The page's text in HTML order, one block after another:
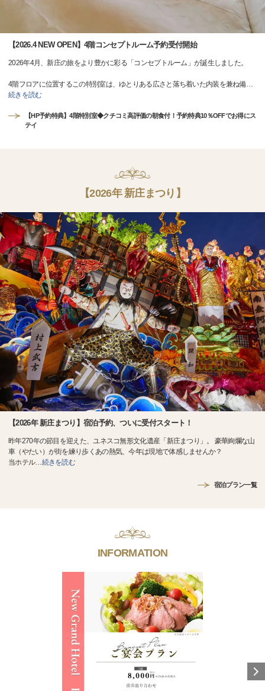
【2026.4 NEW OPEN】4階コンセプトルーム予約受付開始
2026年4月、新庄の旅をより豊かに彩る「コンセプトルーム」が誕生しました。
4階フロアに位置するこの特別室は、ゆとりある広さと落ち着いた内装を兼ね備…
続きを読む
【HP予約特典】4階特別室◆クチコミ高評価の朝食付！予約特典10％OFFでお得にス
テイ
【2026年 新庄まつり】
【2026年 新庄まつり】宿泊予約、ついに受付スタート！
昨年270年の節目を迎えた、ユネスコ無形文化遺産「新庄まつり」。 豪華絢爛な山
車（やたい）が街を練り歩くあの熱気、今年は現地で体感しませんか？
当ホテル…続きを読む
宿泊プラン一覧
INFORMATION